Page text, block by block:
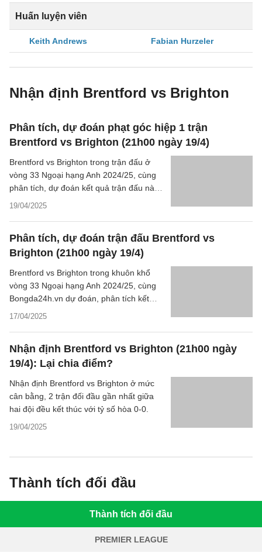
Huấn luyện viên
Keith Andrews Fabian Hurzeler
Nhận định Brentford vs Brighton
Phân tích, dự đoán phạt góc hiệp 1 trận
Brentford vs Brighton (21h00 ngày 19/4)
19/04/2025
Brentford vs Brighton trong trận đấu ở
vòng 33 Ngoại hạng Anh 2024/25, cùng
phân tích, dự đoán kết quả trận đấu này
ở khía cạnh những quả phạt góc.
Phân tích, dự đoán trận đấu Brentford vs
Brighton (21h00 ngày 19/4)
17/04/2025
Brentford vs Brighton trong khuôn khổ
vòng 33 Ngoại hạng Anh 2024/25, cùng
Bongda24h.vn dự đoán, phân tích kết
quả trận đấu này.
Nhận định Brentford vs Brighton (21h00 ngày
19/4): Lại chia điểm?
19/04/2025
Nhận định Brentford vs Brighton ở mức
cân bằng, 2 trận đối đầu gần nhất giữa
hai đội đều kết thúc với tỷ số hòa 0-0.
Thành tích đối đầu
Thành tích đối đầu
PREMIER LEAGUE